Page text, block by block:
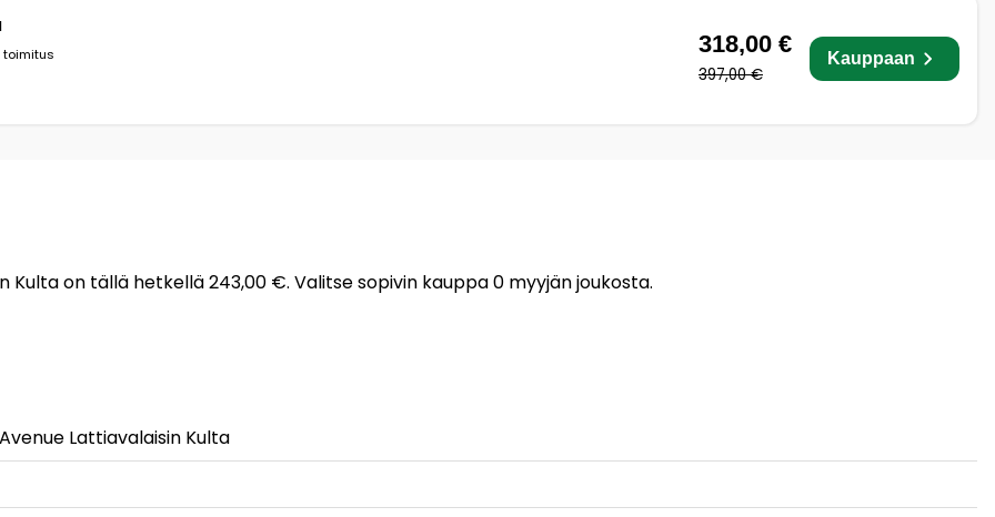
318,00 €
397,00 €
Kauppaan
Kulta on tällä hetkellä 243,00 €. Valitse sopivin kauppa 0 myyjän joukosta.
Lattiavalaisin Kulta